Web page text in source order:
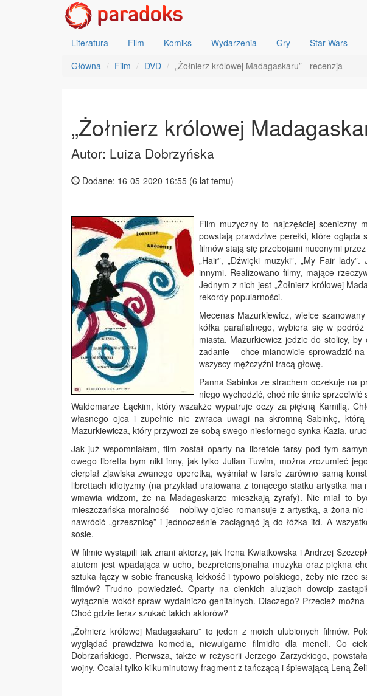
Literatura Film Komiks Wydarzenia Gry Star Wars
Główna
Film DVD „Żołnierz królowej Madagaskaru” - recenzja
„Żołnierz królowej
Autor: Luiza Dobrzyńska
Dodane: 16-05-2020 16:55 (6 lat temu)
Film muzyczny to najczęściej sceniczny
powstają prawdziwe perełki, które
filmów stają się przebojami nuconymi
„Hair”, „Dźwięki muzyki”, „My Fair
innymi. Realizowano filmy, mające
Jednym z nich jest „Żołnierz królowej
rekordy popularności.
Mecenas Mazurkiewicz, wielce
kółka parafialnego, wybiera się w
miasta. Mazurkiewicz jedzie do stolicy,
zadanie – chce mianowicie sprowadzić
wszyscy mężczyźni tracą głowę.
Panna Sabinka ze strachem oczekuje na
niego wychodzić, choć nie śmie
Waldemarze Łąckim, który wszakże wypatruje oczy za piękną Kamillą.
własnego ojca i zupełnie nie zwraca uwagi na skromną Sabinkę,
Mazurkiewicza, który przywozi ze sobą swego niesfornego synka Kazia,
Jak już wspomniałam, film został oparty na libretcie farsy pod tym
owego libretta bym nikt inny, jak tylko Julian Tuwim, można zrozumieć
cierpiał zjawiska zwanego operetką, wyśmiał w farsie zarówno samą
librettach idiotyzmy (na przykład uratowana z tonącego statku artystka
wmawia widzom, że na Madagaskarze mieszkają żyrafy). Nie miał to
mieszczańska moralność – nobliwy ojciec romansuje z artystką, a żona
nawrócić „grzesznicę” i jednocześnie zaciągnąć ją do łóżka itd. A
sosie.
W filmie wystąpili tak znani aktorzy, jak Irena Kwiatkowska i Andrzej
atutem jest wpadająca w ucho, bezpretensjonalna muzyka oraz piękna
sztuka łączy w sobie francuską lekkość i typowo polskiego, żeby nie rzec
filmów? Trudno powiedzieć. Oparty na cienkich aluzjach dowcip
wyłącznie wokół spraw wydalniczo-genitalnych. Dlaczego? Przecież
Choć gdzie teraz szukać takich aktorów?
„Żołnierz królowej Madagaskaru” to jeden z moich ulubionych filmów.
wyglądać prawdziwa komedia, niewulgarne filmidło dla meneli. Co
Dobrzańskiego. Pierwsza, także w reżyserii Jerzego Zarzyckiego,
wojny. Ocalał tylko kilkuminutowy fragment z tańczącą i śpiewającą Leną